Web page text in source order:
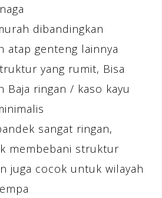
dibandingkan
atap genteng lainnya
yang rumit, Bisa
Baja ringan / kaso kayu
sangat ringan,
membebani struktur
juga cocok untuk wilayah